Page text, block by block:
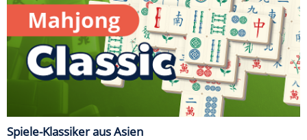
Spiele-Klassiker aus Asien